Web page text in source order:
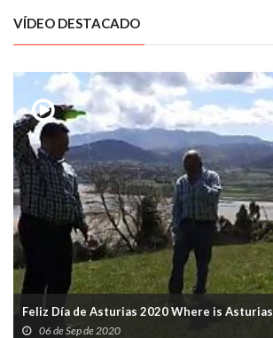
VÍDEO DESTACADO
Feliz Día de Asturias 2020 Where is Asturias
06 de Sep de 2020